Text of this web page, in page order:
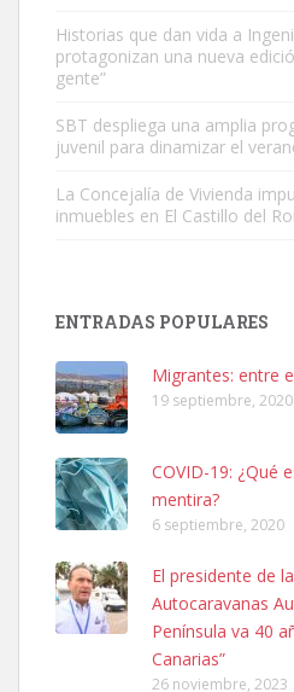
Este gato macho ha aparecido en la
es muy manso y extremadamente
Leales.org » Gran Canaria
Leales.org » Gran Canaria
SHIBA PERDIDO AVDA JOSE
PERRO MACHO RAZA SHIBA CON
06/07/2025 ZONA MESA Y LOPEZ.
Leales.org » Gran Canaria
6.7.2025
Historias que dan vida a
protagonizan una nueva
gente”
SBT despliega una amplia
juvenil para dinamizar el
La Concejalía de Vivienda
inmuebles en El Castillo del
ENTRADAS POPULARES
Migrantes: entre
19 septiembre, 2020
COVID-19: ¿Qué
mentira?
6 septiembre, 2020
El presidente de
Autocaravanas
Península va 40
Canarias”
26 noviembre, 2023